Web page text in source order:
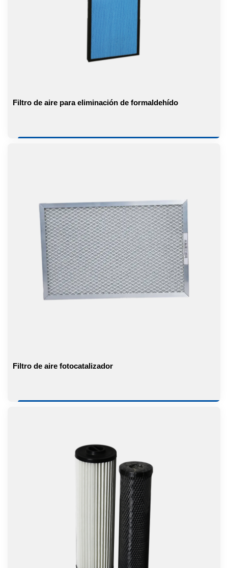
Filtro de aire para eliminación de formaldehído
Filtro de aire fotocatalizador